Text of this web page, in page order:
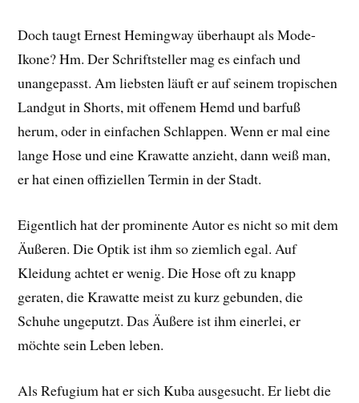
Doch taugt Ernest Hemingway überhaupt als Mode-
Ikone? Hm. Der Schriftsteller mag es einfach und
unangepasst. Am liebsten läuft er auf seinem tropischen
Landgut in Shorts, mit offenem Hemd und barfuß
herum, oder in einfachen Schlappen. Wenn er mal eine
lange Hose und eine Krawatte anzieht, dann weiß man,
er hat einen offiziellen Termin in der Stadt.
Eigentlich hat der prominente Autor es nicht so mit dem
Äußeren. Die Optik ist ihm so ziemlich egal. Auf
Kleidung achtet er wenig. Die Hose oft zu knapp
geraten, die Krawatte meist zu kurz gebunden, die
Schuhe ungeputzt. Das Äußere ist ihm einerlei, er
möchte sein Leben leben.
Als Refugium hat er sich Kuba ausgesucht. Er liebt die